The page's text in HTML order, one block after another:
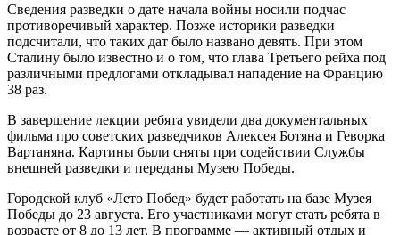
Сведения разведки о дате начала войны носили подчас
противоречивый характер. Позже историки разведки
подсчитали, что таких дат было названо девять. При этом
Сталину было известно и о том, что глава Третьего рейха под
различными предлогами откладывал нападение на Францию
38 раз.
В завершение лекции ребята увидели два документальных
фильма про советских разведчиков Алексея Ботяна и Геворка
Вартаняна. Картины были сняты при содействии Службы
внешней разведки и переданы Музею Победы.
Городской клуб «Лето Побед» будет работать на базе Музея
Победы до 23 августа. Его участниками могут стать ребята в
возрасте от 8 до 13 лет. В программе — активный отдых и